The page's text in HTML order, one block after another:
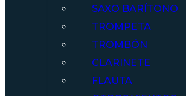
SAXO BARÍTONO
TROMPETA
TROMBÓN
CLARINETE
FLAUTA